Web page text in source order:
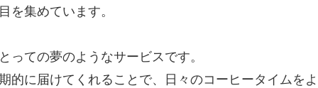
を集めています。
っての夢のようなサービスです。
的に届けてくれることで、日々のコーヒータイムをよ